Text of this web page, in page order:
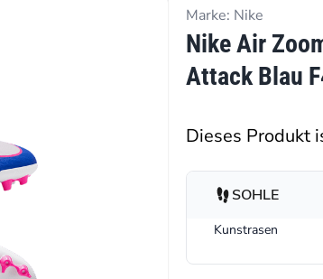
Marke: Nike
Nike Air
Attack Blau
Dieses Produkt
SOHLE
Kunstrasen